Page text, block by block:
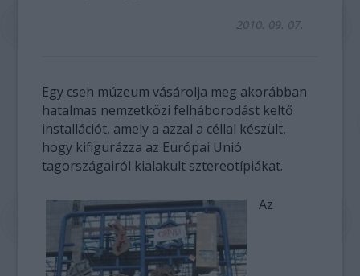
2010. 09. 07.
Egy cseh múzeum vásárolja meg akorábban
hatalmas nemzetközi felháborodást keltő
installációt, amely a azzal a céllal készült,
hogy kifigurázza az Európai Unió
tagországairól kialakult sztereotípiákat.
Az